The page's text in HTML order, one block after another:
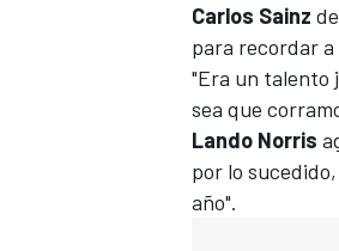
Carlos Sainz
para recordar
"Era un talento
sea que
Lando Norris
por lo
año".